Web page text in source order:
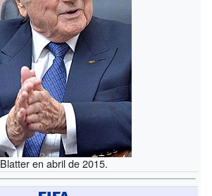
Blatter en abril de 2015.